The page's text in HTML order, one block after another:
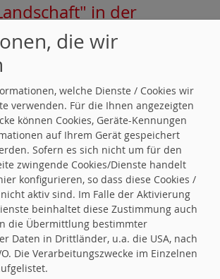
in der
Hördt.
Bürgerzentrum
.
Rülzheim
Genossinnen und
bessere
innerhalb der VG.
die wir
welche Dienste / Cookies wir
verwenden. Für die Ihnen angezeigten
können Cookies, Geräte-Kennungen
auf Ihrem Gerät gespeichert
Sofern es sich nicht um für den
zwingende Cookies/Dienste handelt
konfigurieren, so dass diese Cookies /
aktiv sind. Im Falle der Aktivierung
beinhaltet diese Zustimmung auch
die Übermittlung bestimmter
Daten in Drittländer, u.a. die USA, nach
Die Verarbeitungszwecke im Einzelnen